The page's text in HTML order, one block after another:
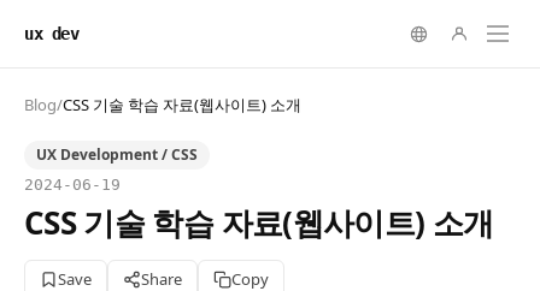
ux dev
Blog/CSS 기술 학습 자료(웹사이트) 소개
UX Development / CSS
2024-06-19
CSS 기술 학습 자료(웹사이트) 소개
Save Share Copy